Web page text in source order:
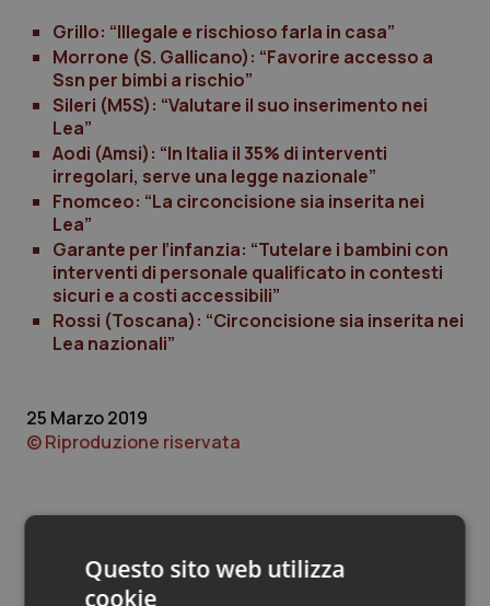
Umbria
Valle D’Aosta
Veneto
Oftalmologia
Oncodermatologia
Oncoematologia
Oncologia & Nutrizione
Psoriasi & pelle
Quotidiano Cardiologia
Quotidiano Oncologia
Quotidiano Pediatria
Rene & patologie urogenitali
Grillo: “Illegale e rischioso farla in casa”
Morrone (S. Gallicano): “Favorire accesso a
Ssn per bimbi a rischio”
Sileri (M5S): “Valutare il suo inserimento nei
Lea”
Aodi (Amsi): “In Italia il 35% di interventi
irregolari, serve una legge nazionale”
Fnomceo: “La circoncisione sia inserita nei
Lea”
Garante per l’infanzia: “Tutelare i bambini con
interventi di personale qualificato in contesti
sicuri e a costi accessibili”
Rossi (Toscana): “Circoncisione sia inserita nei
Lea nazionali”
25 Marzo 2019
© Riproduzione riservata
Questo sito web utilizza
cookie